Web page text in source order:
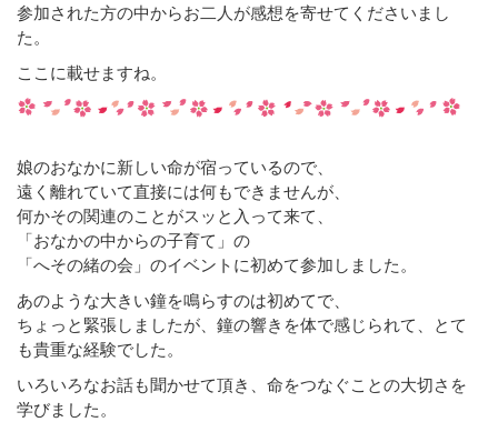
参加された方の中からお二人が感想を寄せてくださいまし
た。
ここに載せますね。
娘のおなかに新しい命が宿っているので、
遠く離れていて直接には何もできませんが、
何かその関連のことがスッと入って来て、
「おなかの中からの子育て」の
「へその緒の会」のイベントに初めて参加しました。
あのような大きい鐘を鳴らすのは初めてで、
ちょっと緊張しましたが、鐘の響きを体で感じられて、とて
も貴重な経験でした。
いろいろなお話も聞かせて頂き、命をつなぐことの大切さを
学びました。